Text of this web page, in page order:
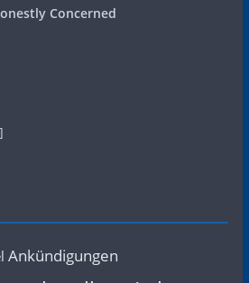
Concerned
Ankündigungen